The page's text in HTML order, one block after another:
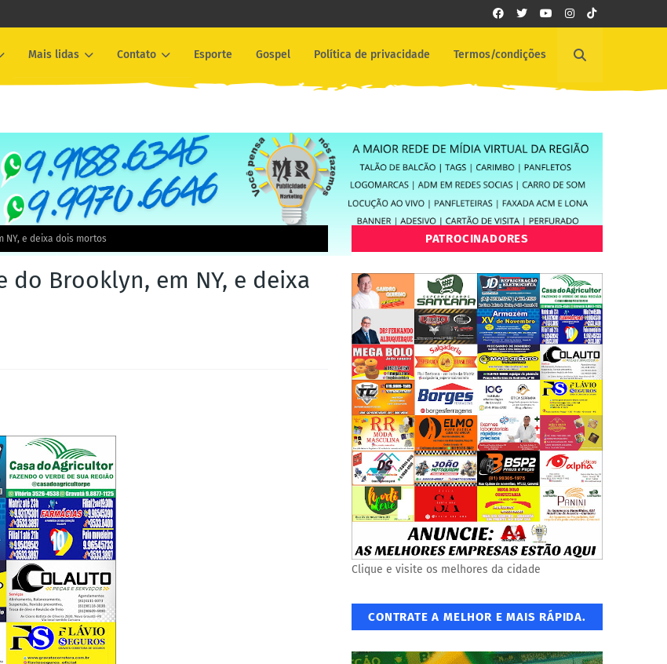
Mais lidas Contato Esporte Gospel Política de privacidade Termos/condições
NY, e deixa dois mortos
Brooklyn, em NY, e deixa
PATROCINADORES
Clique e visite os melhores da cidade
CONTRATE A MELHOR E MAIS RÁPIDA.